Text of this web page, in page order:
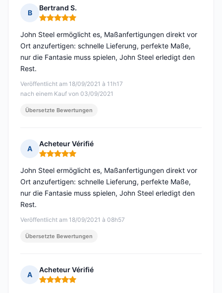
B
Bertrand S.
Hinweis: 5 von 5
Veröffentlicht am 18/09/2021 à 11h17
nach einem Kauf von 03/09/2021
John Steel ermöglicht es, Maßanfertigungen direkt vor
Ort anzufertigen: schnelle Lieferung, perfekte Maße,
nur die Fantasie muss spielen, John Steel erledigt den
Rest.
Übersetzte Bewertungen
A
Acheteur Vérifié
Hinweis: 5 von 5
Veröffentlicht am 18/09/2021 à 08h57
John Steel ermöglicht es, Maßanfertigungen direkt vor
Ort anzufertigen: schnelle Lieferung, perfekte Maße,
nur die Fantasie muss spielen, John Steel erledigt den
Rest.
Übersetzte Bewertungen
A
Acheteur Vérifié
Hinweis: 5 von 5